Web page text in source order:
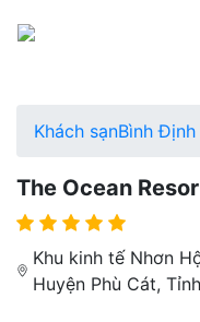
Khách sạnBình Định
The Ocean
Khu kinh tế Nhơn
Huyện Phù Cát,